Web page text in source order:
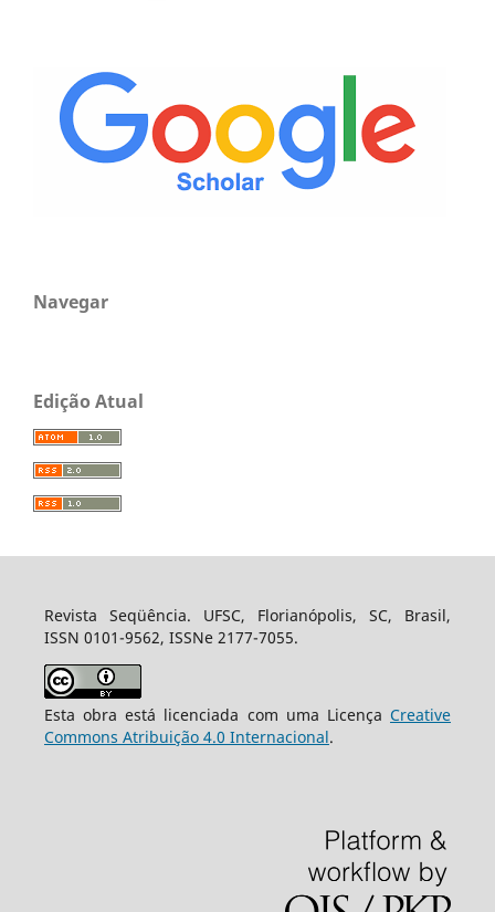
Navegar
Edição Atual
Revista Seqüência. UFSC, Florianópolis, SC, Brasil,
ISSN 0101-9562, ISSNe 2177-7055.
Esta obra está licenciada com uma LicençaCreative
Commons Atribuição 4.0 Internacional.